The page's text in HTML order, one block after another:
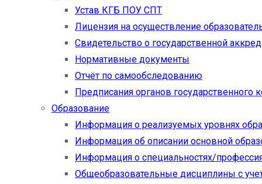
Устав КГБ ПОУ СПТ
Лицензия на осуществление
Свидетельство о государственной
Нормативные документы
Отчёт по самообследованию
Предписания органов государственного
Образование
Информация о реализуемых уровнях
Информация об описании основной
Информация о специальностях/
Общеобразовательные дисциплины с